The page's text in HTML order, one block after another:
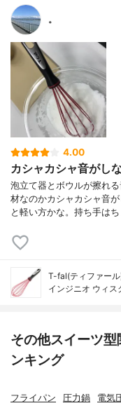
。
4.00
カシャカシャ音がし
泡立て器とボウルが擦れ
材なのかカシャカシャ音
と軽い方かな。持ち手は
T-fal(ティファー
インジニオ ウィス
その他スイーツ
ンキング
フライパン 圧力鍋 電気